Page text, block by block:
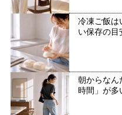
冷凍ご飯は
い保存の目
朝からな
時間」が多